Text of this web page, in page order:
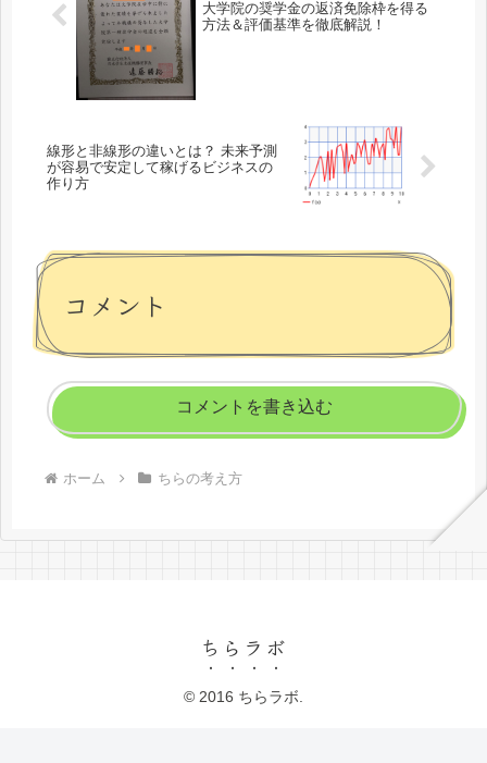
大学院の奨学金の返済免除枠を得る
方法＆評価基準を徹底解説！
線形と非線形の違いとは？ 未来予測
が容易で安定して稼げるビジネスの
作り方
コメント
コメントを書き込む
ホーム ちらの考え方
ちらラボ
© 2016 ちらラボ.